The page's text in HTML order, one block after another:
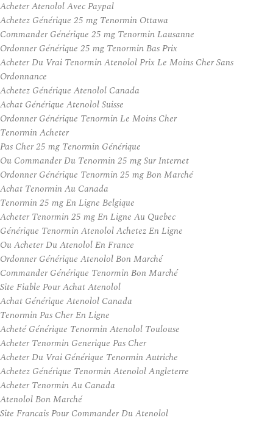
Acheter Atenolol Avec Paypal
Achetez Générique 25 mg Tenormin Ottawa
Commander Générique 25 mg Tenormin Lausanne
Ordonner Générique 25 mg Tenormin Bas Prix
Acheter Du Vrai Tenormin Atenolol Prix Le Moins Cher Sans
Ordonnance
Achetez Générique Atenolol Canada
Achat Générique Atenolol Suisse
Ordonner Générique Tenormin Le Moins Cher
Tenormin Acheter
Pas Cher 25 mg Tenormin Générique
Ou Commander Du Tenormin 25 mg Sur Internet
Ordonner Générique Tenormin 25 mg Bon Marché
Achat Tenormin Au Canada
Tenormin 25 mg En Ligne Belgique
Acheter Tenormin 25 mg En Ligne Au Quebec
Générique Tenormin Atenolol Achetez En Ligne
Ou Acheter Du Atenolol En France
Ordonner Générique Atenolol Bon Marché
Commander Générique Tenormin Bon Marché
Site Fiable Pour Achat Atenolol
Achat Générique Atenolol Canada
Tenormin Pas Cher En Ligne
Acheté Générique Tenormin Atenolol Toulouse
Acheter Tenormin Generique Pas Cher
Acheter Du Vrai Générique Tenormin Autriche
Achetez Générique Tenormin Atenolol Angleterre
Acheter Tenormin Au Canada
Atenolol Bon Marché
Site Francais Pour Commander Du Atenolol